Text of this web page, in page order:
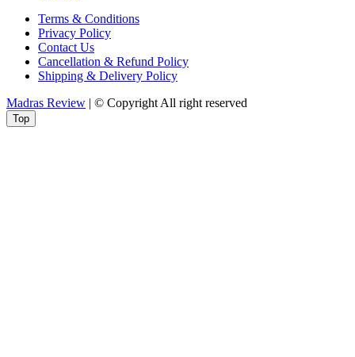
Terms & Conditions
Privacy Policy
Contact Us
Cancellation & Refund Policy
Shipping & Delivery Policy
Madras Review | © Copyright All right reserved
Top